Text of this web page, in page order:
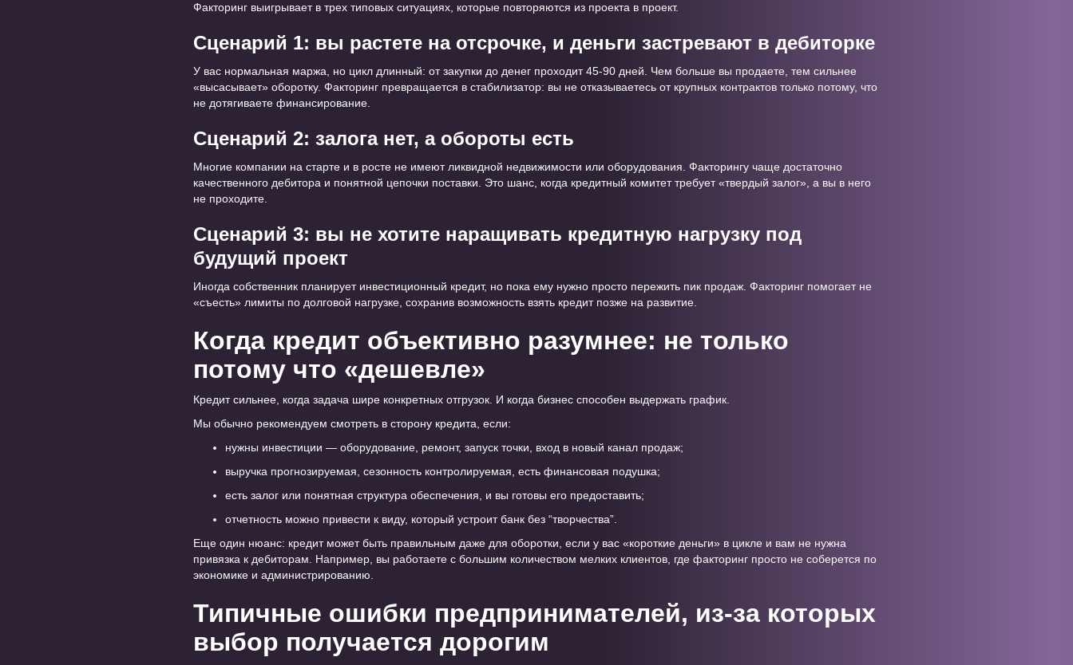
Факторинг выигрывает в трех типовых ситуациях, которые повторяются из проекта в проект.
Сценарий 1: вы растете на отсрочке, и деньги застревают в дебиторке
У вас нормальная маржа, но цикл длинный: от закупки до денег проходит 45-90 дней. Чем больше вы продаете, тем сильнее
«высасывает» оборотку. Факторинг превращается в стабилизатор: вы не отказываетесь от крупных контрактов только потому, что
не дотягиваете финансирование.
Сценарий 2: залога нет, а обороты есть
Многие компании на старте и в росте не имеют ликвидной недвижимости или оборудования. Факторингу чаще достаточно
качественного дебитора и понятной цепочки поставки. Это шанс, когда кредитный комитет требует «твердый залог», а вы в него
не проходите.
Сценарий 3: вы не хотите наращивать кредитную нагрузку под
будущий проект
Иногда собственник планирует инвестиционный кредит, но пока ему нужно просто пережить пик продаж. Факторинг помогает не
«съесть» лимиты по долговой нагрузке, сохранив возможность взять кредит позже на развитие.
Когда кредит объективно разумнее: не только
потому что «дешевле»
Кредит сильнее, когда задача шире конкретных отгрузок. И когда бизнес способен выдержать график.
Мы обычно рекомендуем смотреть в сторону кредита, если:
нужны инвестиции — оборудование, ремонт, запуск точки, вход в новый канал продаж;
выручка прогнозируемая, сезонность контролируемая, есть финансовая подушка;
есть залог или понятная структура обеспечения, и вы готовы его предоставить;
отчетность можно привести к виду, который устроит банк без “творчества”.
Еще один нюанс: кредит может быть правильным даже для оборотки, если у вас «короткие деньги» в цикле и вам не нужна
привязка к дебиторам. Например, вы работаете с большим количеством мелких клиентов, где факторинг просто не соберется по
экономике и администрированию.
Типичные ошибки предпринимателей, из-за которых
выбор получается дорогим